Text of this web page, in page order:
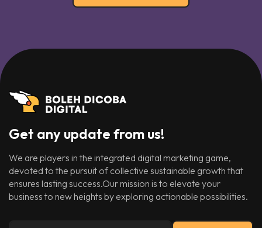
Get any update from us!
We are players in the integrated digital marketing game,
devoted to the pursuit of collective sustainable growth that
ensures lasting success.Our mission is to elevate your
business to new heights by exploring actionable possibilities.